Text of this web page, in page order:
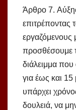
Άρθρο 7.
επιτρέποντας
εργαζόμενους
προσθέσουμε
διάλειμμα που
για έως και
υπάρχει
δουλειά, να